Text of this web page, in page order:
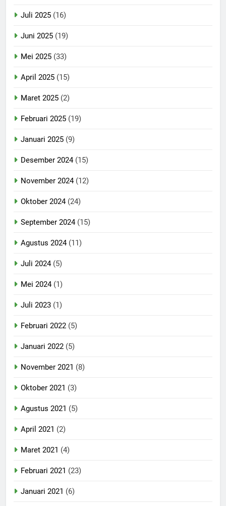
Juli 2025 (16)
Juni 2025 (19)
Mei 2025 (33)
April 2025 (15)
Maret 2025 (2)
Februari 2025 (19)
Januari 2025 (9)
Desember 2024(15)
November 2024(12)
Oktober 2024(24)
September 2024(15)
Agustus 2024(11)
Juli 2024(5)
Mei 2024(1)
Juli 2023 (1)
Februari 2022 (5)
Januari 2022 (5)
November 2021 (8)
Oktober 2021 (3)
Agustus 2021 (5)
April 2021 (2)
Maret 2021 (4)
Februari 2021 (23)
Januari 2021 (6)